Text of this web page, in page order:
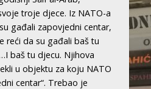
troje djece. Iz NATO-a
gađali zapovjedni centar,
reći da su gađali baš tu
baš tu djecu. Njihova
u objektu za koju NATO
centar“. Trebao je